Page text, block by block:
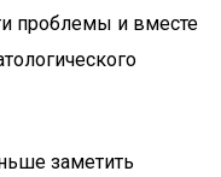
проблемы и вместе
заметить